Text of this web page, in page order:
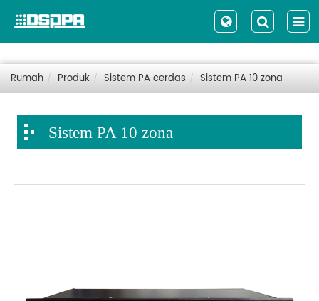
Rumah Produk Sistem PA cerdas Sistem PA 10 zona
Sistem PA 10 zona